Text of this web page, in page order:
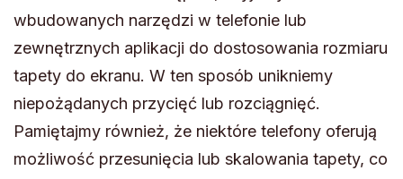
wbudowanych narzędzi w telefonie lub
zewnętrznych aplikacji do dostosowania rozmiaru
tapety do ekranu. W ten sposób unikniemy
niepożądanych przycięć lub rozciągnięć.
Pamiętajmy również, że niektóre telefony oferują
możliwość przesunięcia lub skalowania tapety, co